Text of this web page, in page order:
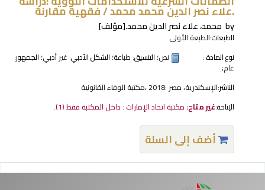
فقهية مقارنة /‪‪‪‪‪ علاء نصر الدين محمد محمد.‪‪‪‪‪
by محمد، علاء نصر الدين محمد.‪‪‪‪‪[مؤلف]
الطبعات:الطبعة الأولى
نوع المادة :
نص؛ التنسيق: طباعة؛ الشكل الأدبي: غير أدبي؛ الجمهور:
عام;
الناشر:الإسكندرية، مصر :‪‪‪‪‪ مكتبة الوفاء القانونية،‪‪‪‪‪ 2018
الإتاحة:غير متاح: مكتبة اتحاد الإمارات : داخل المكتبة فقط(1).
أضف إلى السلة